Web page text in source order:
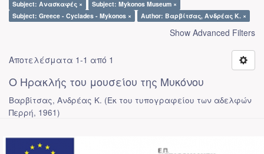
Subject: Ανασκαφές ×
Subject: Mykonos Museum ×
Subject: Greece - Cyclades - Mykonos ×
Author: Βαρβίτσας, Ανδρέας Κ. ×
Show Advanced Filters
Αποτελέσματα 1-1 από 1
Ο Ηρακλής του μουσείου της Μυκόνου
Βαρβίτσας, Ανδρέας Κ. (Εκ του τυπογραφείου των αδελφών
Περρή, 1961)